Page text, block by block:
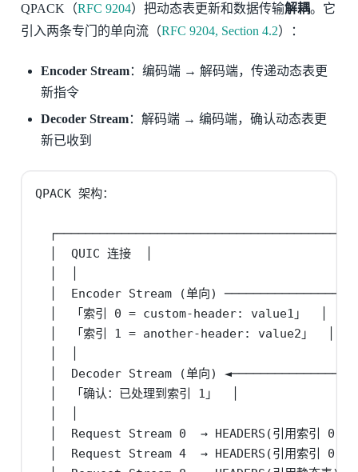
QPACK（RFC 9204）把动态表更新和数据传输解耦。它
引入两条专门的单向流（RFC 9204, Section 4.2）：
Encoder Stream：编码端 → 解码端，传递动态表更
新指令
Decoder Stream：解码端 → 编码端，确认动态表更
新已收到
QPACK 架构：
  │  QUIC 连接  │
│  Encoder Stream (单向)
  │  「索引 0 = custom-header: value1」  │
  │  「索引 1 = another-header: value2」  │
│  Decoder Stream (单向)
  │  「确认：已处理到索引 1」  │
│  Request Stream 0  → HEADERS(引用索引 0,
│  Request Stream 4  → HEADERS(引用索引 0)